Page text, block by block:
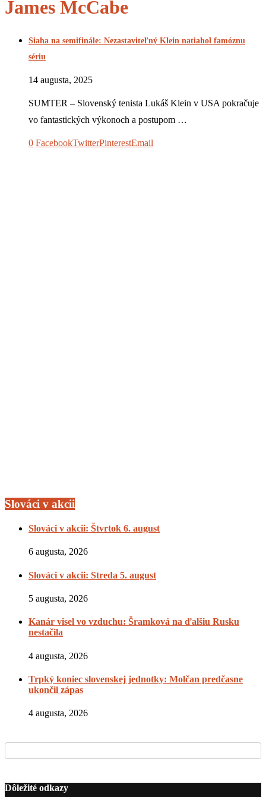
James McCabe
Siaha na semifinále: Nezastaviteľný Klein natiahol famóznu
sériu
14 augusta, 2025
SUMTER – Slovenský tenista Lukáš Klein v USA pokračuje
vo fantastických výkonoch a postupom …
0 FacebookTwitterPinterestEmail
Slováci v akcii
Slováci v akcii: Štvrtok 6. august
6 augusta, 2026
Slováci v akcii: Streda 5. august
5 augusta, 2026
Kanár visel vo vzduchu: Šramková na ďalšiu Rusku
nestačila
4 augusta, 2026
Trpký koniec slovenskej jednotky: Molčan predčasne
ukončil zápas
4 augusta, 2026
Dôležité odkazy